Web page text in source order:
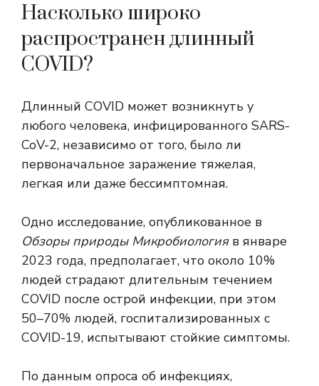
Насколько широко
распространен длинный
COVID?
Длинный COVID может возникнуть у
любого человека, инфицированного SARS-
CoV-2, независимо от того, было ли
первоначальное заражение тяжелая,
легкая или даже бессимптомная.
Одно исследование, опубликованное в
Обзоры природы Микробиологияв январе
2023 года, предполагает, что около 10%
людей страдают длительным течением
COVID после острой инфекции, при этом
50–70% людей, госпитализированных с
COVID-19, испытывают стойкие симптомы.
По данным опроса об инфекциях,